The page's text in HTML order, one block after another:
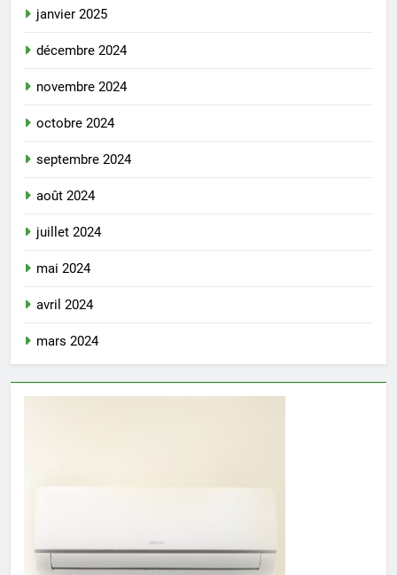
janvier 2025
décembre 2024
novembre 2024
octobre 2024
septembre 2024
août 2024
juillet 2024
mai 2024
avril 2024
mars 2024